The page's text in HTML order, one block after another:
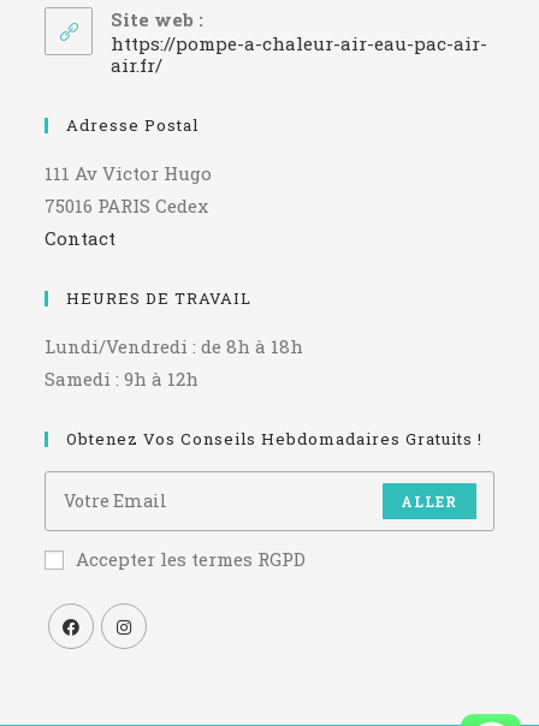
votre
application
Site web :
https://pompe-a-chaleur-air-eau-pac-air-
air.fr/
Adresse Postal
111 Av Victor Hugo
75016 PARIS Cedex
Contact
HEURES DE TRAVAIL
Lundi/Vendredi : de 8h à 18h
Samedi : 9h à 12h
Obtenez Vos Conseils Hebdomadaires Gratuits !
ALLER
Accepter les termes RGPD